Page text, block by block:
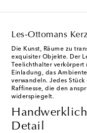
Les-Ottomans
Die Kunst, Räume zu
exquisiter Objekte. Der
Teelichthalter
Einladung, das
verwandeln. Jedes
Raffinesse, die den
widerspiegelt.
Detail